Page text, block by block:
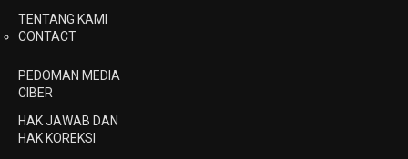
TENTANG KAMI
CONTACT
PEDOMAN MEDIA
CIBER
HAK JAWAB DAN
HAK KOREKSI